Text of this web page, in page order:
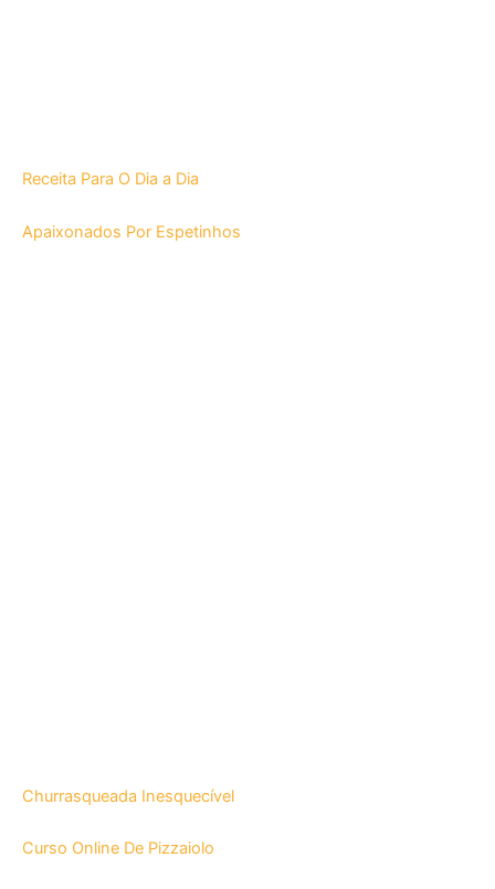
Receita Para O Dia a Dia
Apaixonados Por Espetinhos
Churrasqueada Inesquecível
Curso Online De Pizzaiolo